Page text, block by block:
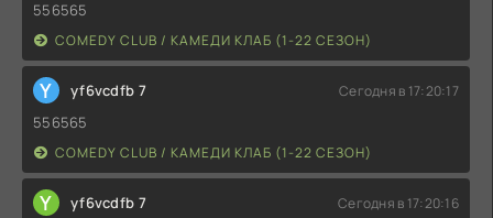
556565
COMEDY CLUB / КАМЕДИ КЛАБ (1-22 СЕЗОН)
Y yf6vcdfb 7 Сегодня в 17:20:17
556565
COMEDY CLUB / КАМЕДИ КЛАБ (1-22 СЕЗОН)
Y yf6vcdfb 7 Сегодня в 17:20:16